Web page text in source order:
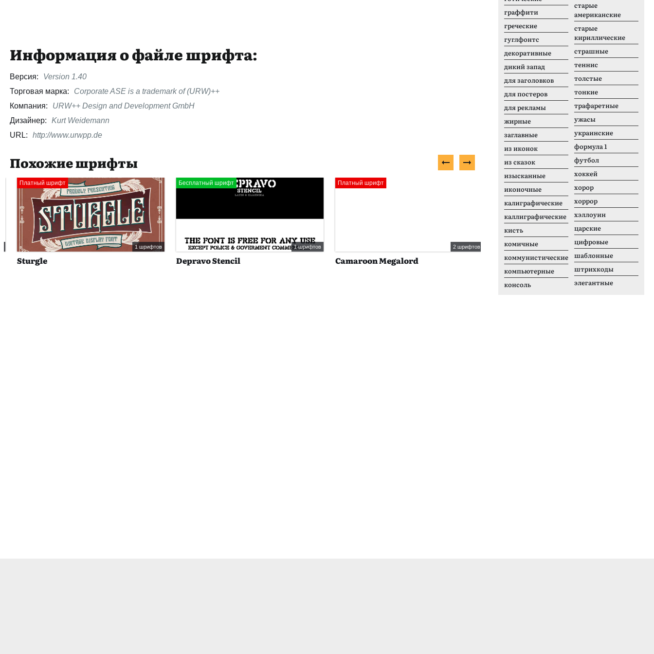
Информация о файле шрифта:
Версия:
Version 1.40
Торговая марка:
Corporate ASE is a trademark of (URW)++
Компания:
URW++ Design and Development GmbH
Дизайнер:
Kurt Weidemann
URL:
http://www.urwpp.de
Похожие шрифты
Платный шрифт
1 шрифтов
Sturgle
Бесплатный шрифт
1 шрифтов
Depravo Stencil
Платный шрифт
2 шрифтов
Camaroon Megalord
Платный шрифт
5 шрифтов
Trumans
граффити
греческие
гуглфонтс
декоративные
дикий запад
для заголовков
для постеров
для рекламы
жирные
заглавные
из иконок
из сказок
изысканные
иконочные
калиграфические
каллиграфические
кисть
комичные
коммунистические
компьютерные
консоль
старые
американские
старые
кириллические
страшные
теннис
толстые
тонкие
трафаретные
ужасы
украинские
формула 1
футбол
хоккей
хорор
хоррор
хэллоуин
царские
цифровые
шаблонные
штрихкоды
элегантные